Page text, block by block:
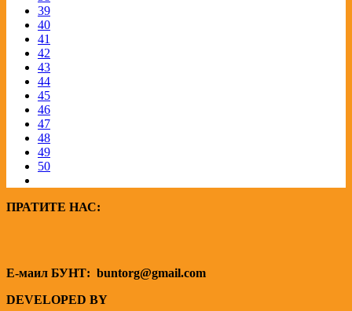
39
40
41
42
43
44
45
46
47
48
49
50
ПРАТИТЕ НАС:
Е-маил БУНТ: buntorg@gmail.com
DEVELOPED BY